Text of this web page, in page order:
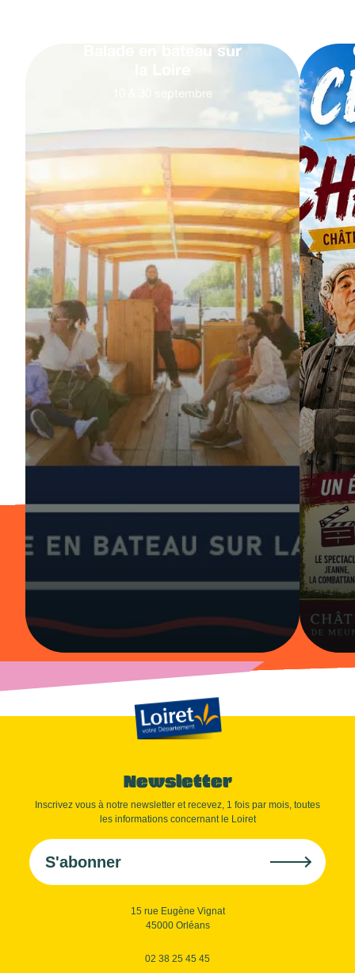
Balade en bateau sur
septembre
Newsletter
Inscrivez vous à notre newsletter et recevez, 1 fois par mois, toutes
les informations concernant le Loiret
S'abonner
15 rue Eugène Vignat
45000 Orléans
02 38 25 45 45